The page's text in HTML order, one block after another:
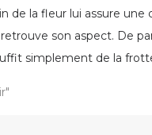
de la fleur lui assure une
son aspect. De
simplement de la